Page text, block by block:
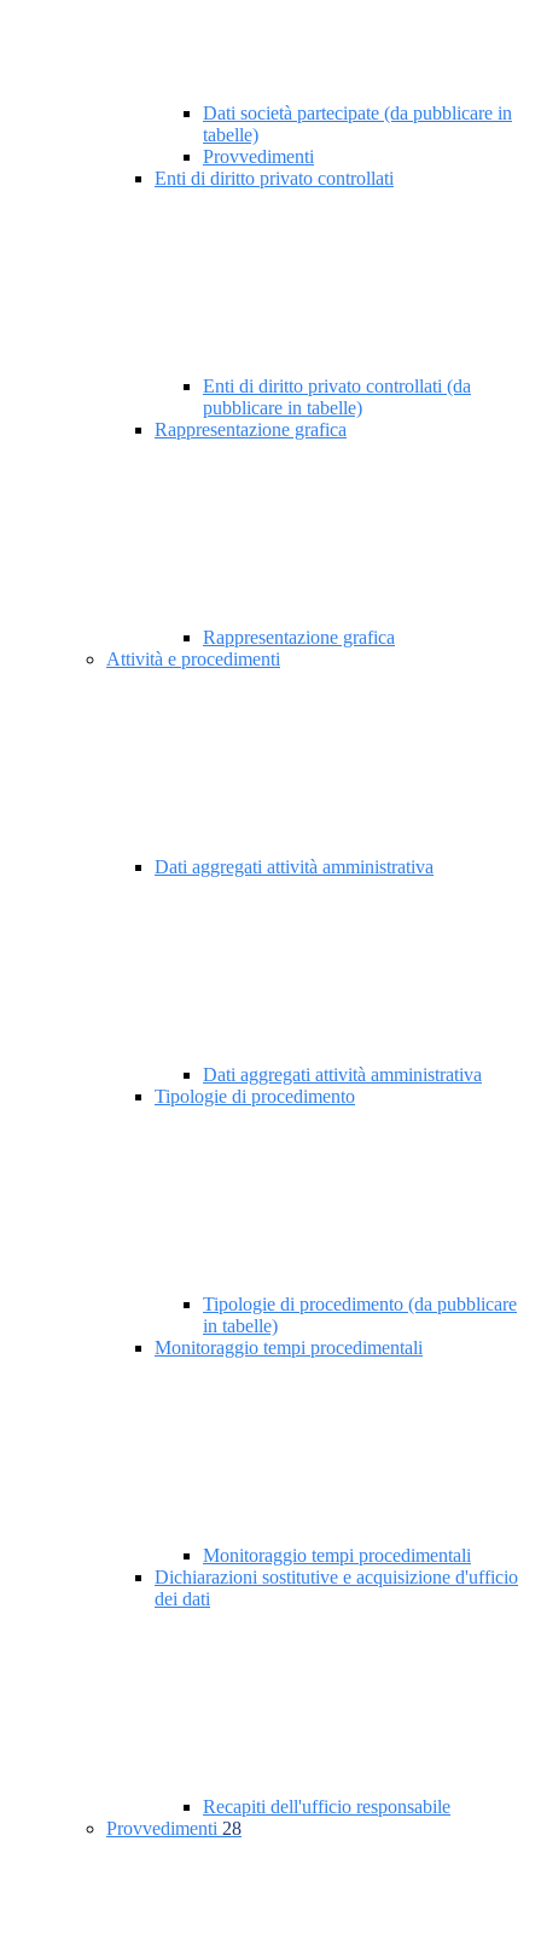
Dati società partecipate (da pubblicare in
tabelle)
Provvedimenti
Enti di diritto privato controllati
Enti di diritto privato controllati (da
pubblicare in tabelle)
Rappresentazione grafica
Rappresentazione grafica
Attività e procedimenti
Dati aggregati attività amministrativa
Dati aggregati attività amministrativa
Tipologie di procedimento
Tipologie di procedimento (da pubblicare
in tabelle)
Monitoraggio tempi procedimentali
Monitoraggio tempi procedimentali
Dichiarazioni sostitutive e acquisizione d'ufficio
dei dati
Recapiti dell'ufficio responsabile
Provvedimenti 28